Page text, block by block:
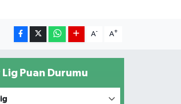
A- A+
Lig Puan Durumu